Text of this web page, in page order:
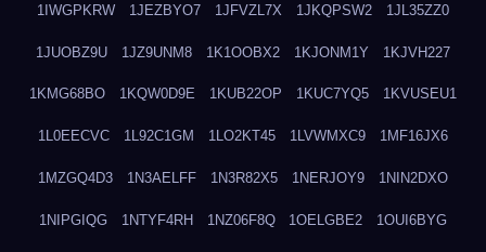
1IWGPKRW 1JEZBYO7 1JFVZL7X 1JKQPSW2 1JL35ZZ0
1JUOBZ9U 1JZ9UNM8 1K1OOBX2 1KJONM1Y 1KJVH227
1KMG68BO 1KQW0D9E 1KUB22OP 1KUC7YQ5 1KVUSEU1
1L0EECVC 1L92C1GM 1LO2KT45 1LVWMXC9 1MF16JX6
1MZGQ4D3 1N3AELFF 1N3R82X5 1NERJOY9 1NIN2DXO
1NIPGIQG 1NTYF4RH 1NZ06F8Q 1OELGBE2 1OUI6BYG